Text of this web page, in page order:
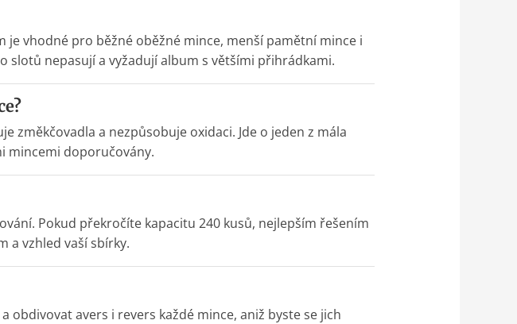
je vhodné pro běžné oběžné mince, menší pamětní mince i
slotů nepasují a vyžadují album s většími přihrádkami.
změkčovadla a nezpůsobuje oxidaci. Jde o jeden z mála
mincemi doporučovány.
Pokud překročíte kapacitu 240 kusů, nejlepším řešením
a vzhled vaší sbírky.
avers i revers každé mince, aniž byste se jich